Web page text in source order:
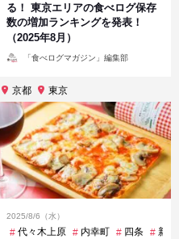
る！ 東京エリアの食べログ保存
数の増加ランキングを発表！
（2025年8月）
「食べログマガジン」編集部
新宿西口 新橋 日暮里 桜新町
京都 東京
2025/8/6（水）
代々木上原 内幸町 四条 新橋